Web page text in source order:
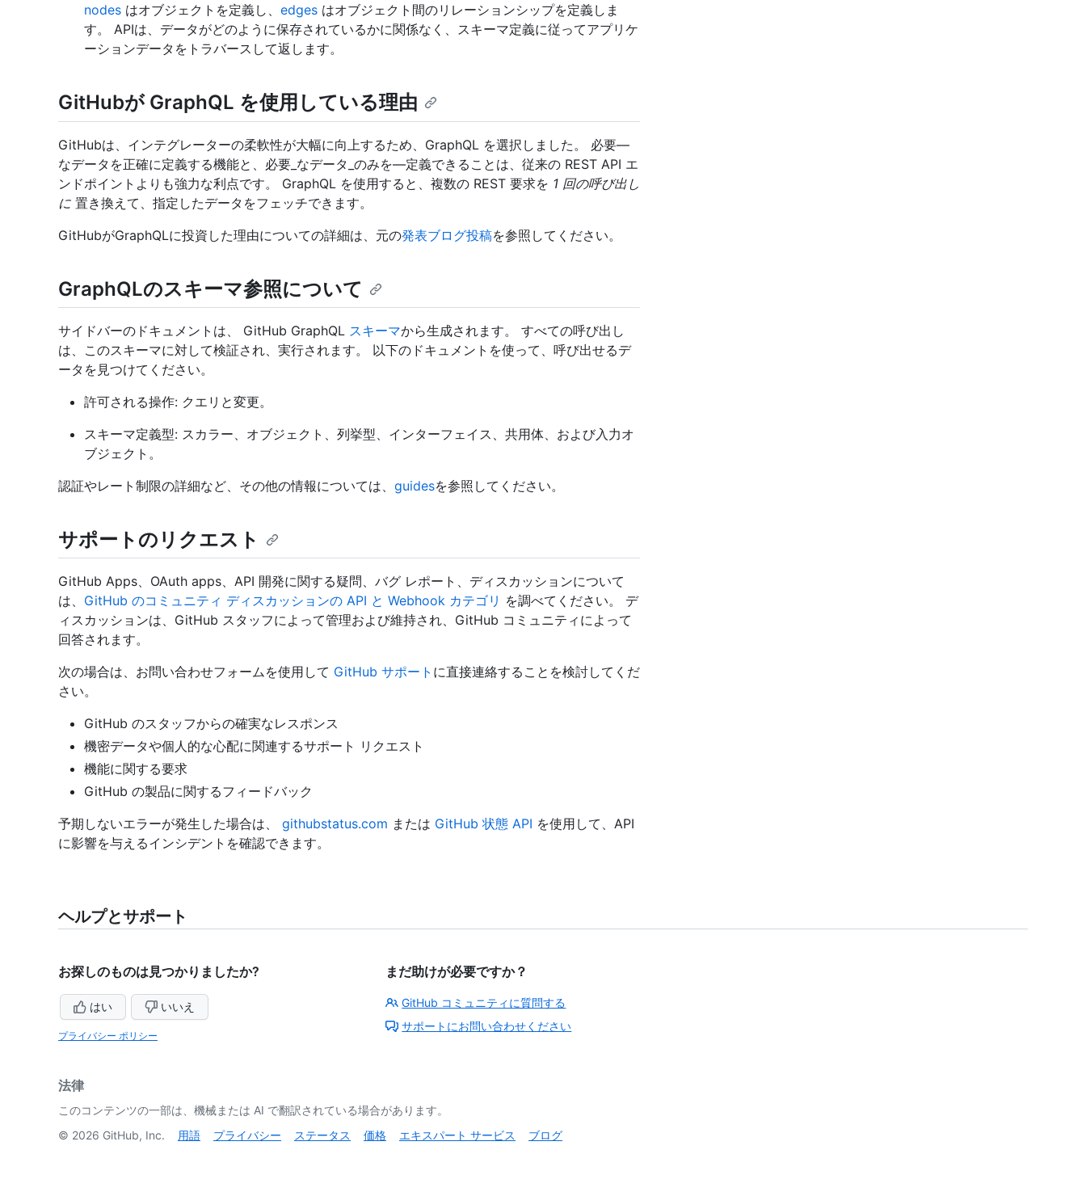
nodes はオブジェクトを定義し、 edges はオブジェクト間のリレーションシップを定義しま
す。 APIは、データがどのように保存されているかに関係なく、スキーマ定義に従ってアプリケ
ーションデータをトラバースして返します。
GitHubが GraphQL を使用している理由
GitHubは、インテグレーターの柔軟性が大幅に向上するため、GraphQL を選択しました。 必要—
なデータを正確に定義する機能と、必要_なデータ_のみを—定義できることは、従来の REST API エ
ンドポイントよりも強力な利点です。 GraphQL を使用すると、複数の REST 要求を 1 回の呼び出し
に 置き換えて、指定したデータをフェッチできます。
GitHubがGraphQLに投資した理由についての詳細は、元の発表ブログ投稿を参照してください。
GraphQLのスキーマ参照について
サイドバーのドキュメントは、 GitHub GraphQL スキーマから生成されます。 すべての呼び出し
は、このスキーマに対して検証され、実行されます。 以下のドキュメントを使って、呼び出せるデ
ータを見つけてください。
許可される操作: クエリと変更。
スキーマ定義型: スカラー、オブジェクト、列挙型、インターフェイス、共用体、および入力オ
ブジェクト。
認証やレート制限の詳細など、その他の情報については、 guidesを参照してください。
サポートのリクエスト
GitHub Apps、OAuth apps、API 開発に関する疑問、バグ レポート、ディスカッションについて
は、 GitHub のコミュニティ ディスカッションの API と Webhook カテゴリ を調べてください。 デ
ィスカッションは、GitHub スタッフによって管理および維持され、GitHub コミュニティによって
回答されます。
次の場合は、お問い合わせフォームを使用して GitHub サポート に直接連絡することを検討してくだ
さい。
GitHub のスタッフからの確実なレスポンス
機密データや個人的な心配に関連するサポート リクエスト
機能に関する要求
GitHub の製品に関するフィードバック
予期しないエラーが発生した場合は、 githubstatus.com または GitHub 状態 API を使用して、API
に影響を与えるインシデントを確認できます。
ヘルプとサポート
お探しのものは見つかりましたか?
はい いいえ
プライバシー ポリシー
まだ助けが必要ですか？
GitHub コミュニティに質問する
サポートにお問い合わせください
法律
このコンテンツの一部は、機械または AI で翻訳されている場合があります。
© 2026 GitHub, Inc. 用語 プライバシー ステータス 価格 エキスパート サービス ブログ